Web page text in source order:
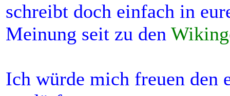
schreibt doch einfach in
Meinung seit zu den
Ich würde mich freuen den